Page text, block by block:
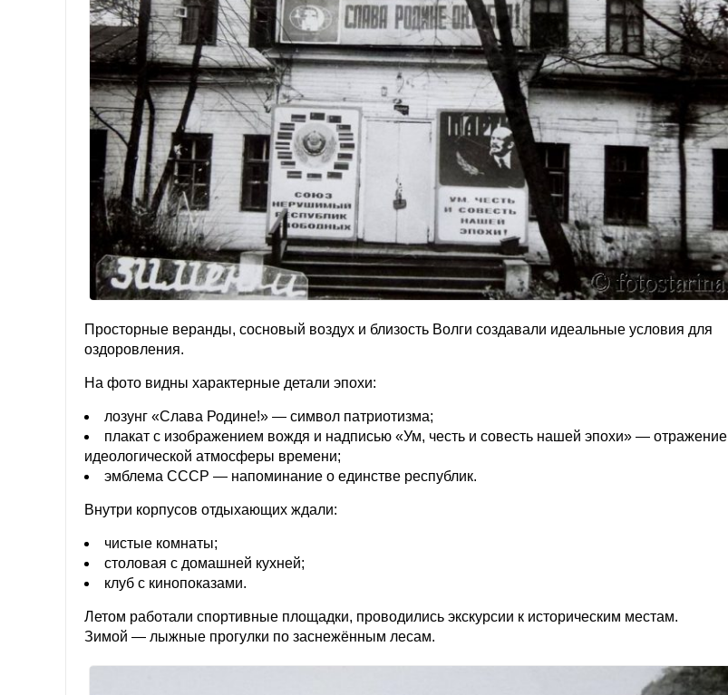
Просторные веранды, сосновый воздух и близость Волги создавали идеальные условия для
оздоровления.
На фото видны характерные детали эпохи:
лозунг «Слава Родине!» — символ патриотизма;
плакат с изображением вождя и надписью «Ум, честь и совесть нашей эпохи» — отражение
идеологической атмосферы времени;
эмблема СССР — напоминание о единстве республик.
Внутри корпусов отдыхающих ждали:
чистые комнаты;
столовая с домашней кухней;
клуб с кинопоказами.
Летом работали спортивные площадки, проводились экскурсии к историческим местам.
Зимой — лыжные прогулки по заснежённым лесам.